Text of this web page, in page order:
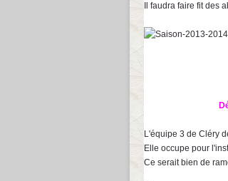
Il faudra faire fit des
L'équipe 3 de Cléry
Elle occupe pour
Ce serait bien de